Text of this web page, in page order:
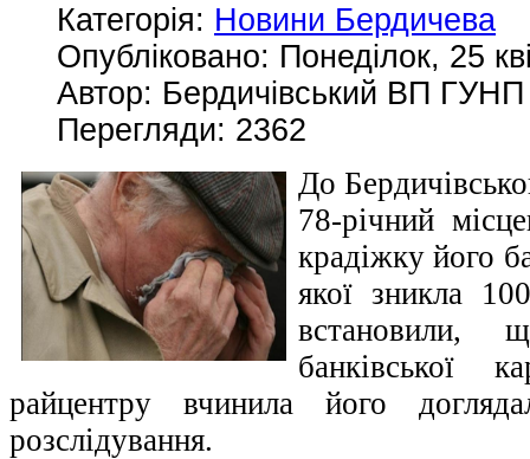
Категорія: Новини Бердичева
Опубліковано: Понеділок, 25
Автор: Бердичівський ВП ГУНП
Перегляди: 2362
До
78-річний
крадіжку його
якої зникла
встановили,
банківської
райцентру вчинила його
розслідування.